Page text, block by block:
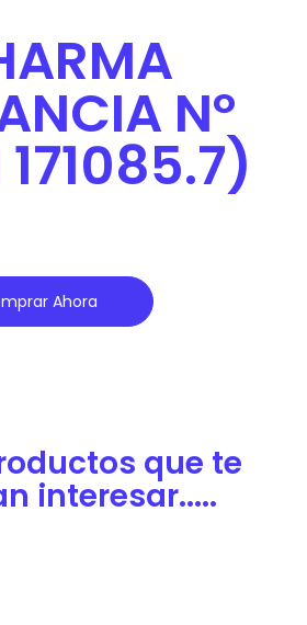
Nº
Ahora
que te
interesar.....